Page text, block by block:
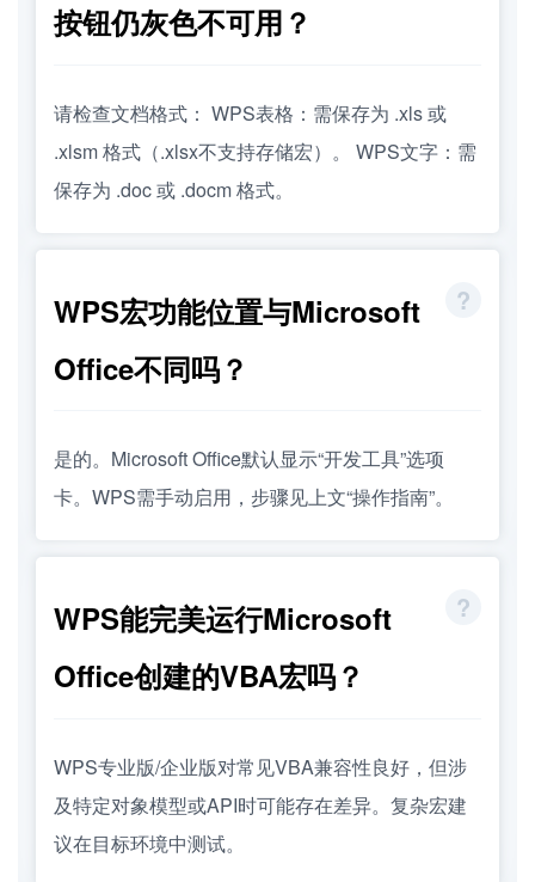
按钮仍灰色不可用？
请检查文档格式： WPS表格：需保存为 .xls 或
.xlsm 格式（.xlsx不支持存储宏）。 WPS文字：需
保存为 .doc 或 .docm 格式。
WPS宏功能位置与Microsoft
Office不同吗？
是的。Microsoft Office默认显示“开发工具”选项
卡。WPS需手动启用，步骤见上文“操作指南”。
WPS能完美运行Microsoft
Office创建的VBA宏吗？
WPS专业版/企业版对常见VBA兼容性良好，但涉
及特定对象模型或API时可能存在差异。复杂宏建
议在目标环境中测试。